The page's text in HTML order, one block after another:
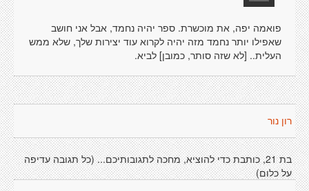
פואמה יפה, את מוכשרת. ספר יהיה נחמד, אבל אני חושב
שאפילו יותר נחמד מזה יהיה לקרוא עוד יצירות שלך, שלא ממש
העלית.. [לא שזה סותר, כמובן] לביא.
רון נור
בת 21, כותבת כדי להוציא, מחכה לתגובותיכם... (כל תגובה עדיפה
על כלום)